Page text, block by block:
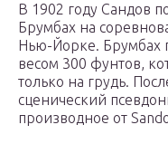
В 1902 году Сандов
Брумбах на
Нью-Йорке. Брумбах
весом 300 фунтов,
только на грудь.
сценический
производное от